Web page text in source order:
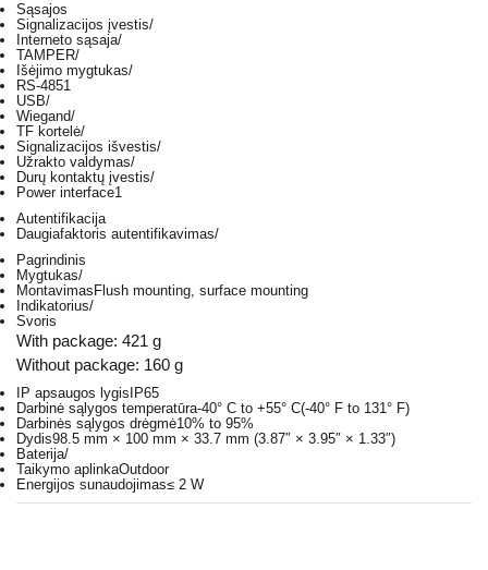
Sąsajos
Signalizacijos įvestis/
Interneto sąsaja/
TAMPER/
Išėjimo mygtukas/
RS-4851
USB/
Wiegand/
TF kortelė/
Signalizacijos išvestis/
Užrakto valdymas/
Durų kontaktų įvestis/
Power interface1
Autentifikacija
Daugiafaktoris autentifikavimas/
Pagrindinis
Mygtukas/
Montavimas Flush mounting, surface mounting
Indikatorius/
Svoris
With package: 421 g
Without package: 160 g
IP apsaugos lygisIP65
Darbinė sąlygos temperatūra-40° C to +55° C(-40° F to 131° F)
Darbinės sąlygos drėgmė10% to 95%
Dydis98.5 mm × 100 mm × 33.7 mm (3.87″ × 3.95″ × 1.33″)
Baterija/
Taikymo aplinkaOutdoor
Energijos sunaudojimas≤ 2 W